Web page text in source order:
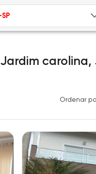
Jardim carolina,
Ordenar